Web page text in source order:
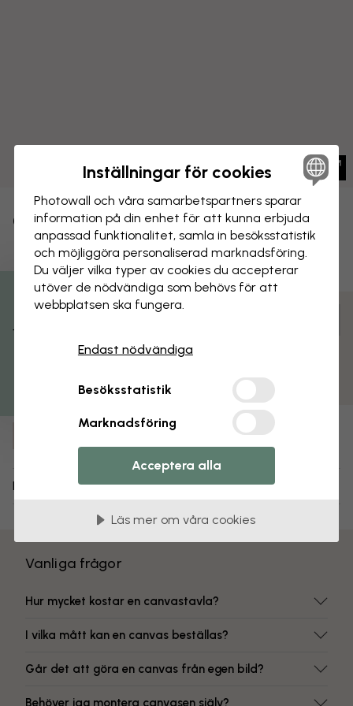
Europas bortförande - Cora
Wandel
CANVASTAVLA Spara
Färdigmonterad och klar att hängas upp
Färgbeständiga tryck
Leverans och returer
Vanliga frågor
Hur mycket kostar en canvastavla?
I vilka mått kan en canvas beställas?
Går det att göra en canvas från egen bild?
Behöver jag montera canvasen själv?
Få 15% rabatt
Inställningar för cookies
Photowall och våra samarbets­partners sparar
information på din enhet för att kunna erbjuda
anpassad funktionalitet, samla in besöks­statistik
och möjliggöra personaliserad marknads­föring.
Du väljer vilka typer av cookies du accepterar
utöver de nödvändiga som behövs för att
webbplatsen ska fungera.
Endast nödvändiga
Besöksstatistik
Marknadsföring
Acceptera alla
Läs mer om våra cookies